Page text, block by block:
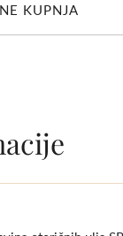
E
KUPNJA